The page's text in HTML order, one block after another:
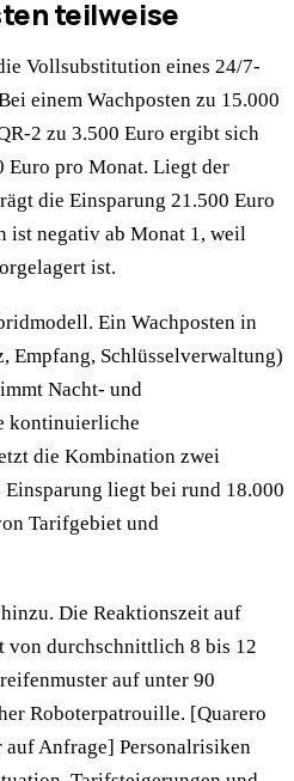
teilweise
Vollsubstitution eines 24/7-
einem Wachposten zu 15.000
2 zu 3.500 Euro ergibt sich
Euro pro Monat. Liegt der
die Einsparung 21.500 Euro
ist negativ ab Monat 1, weil
ist.
Ein Wachposten in
Empfang, Schlüsselverwaltung)
Nacht- und
kontinuierliche
die Kombination zwei
liegt bei rund 18.000
Tarifgebiet und
Die Reaktionszeit auf
von durchschnittlich 8 bis 12
auf unter 90
Roboterpatrouille. [Quarero
Anfrage] Personalrisiken